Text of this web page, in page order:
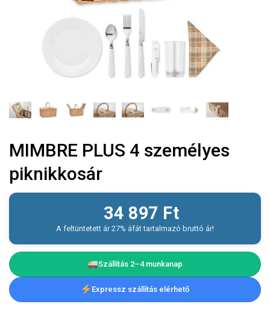
MIMBRE PLUS 4 személyes
piknikkosár
34 897 Ft
A feltüntetett ár 27% áfát tartalmazó bruttó ár!
Szállítás 2–4 munkanap
Expressz szállítás elérhető